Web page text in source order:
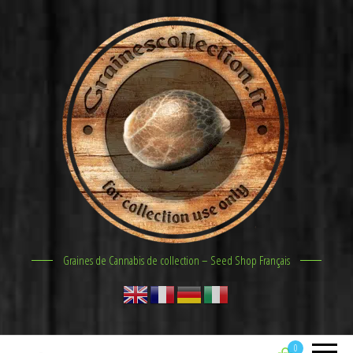
Graines de Cannabis de collection – Seed Shop Français
0